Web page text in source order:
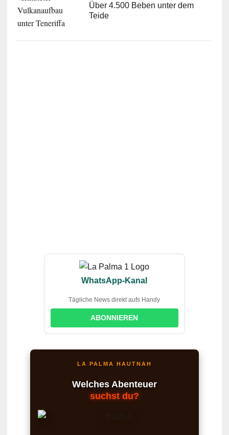
Über 4.500 Beben unter dem
Teide
WhatsApp-Kanal
Tägliche News direkt aufs Handy
ABONNIEREN
LA PALMA HAUTNAH
Welches Abenteuer
suchst du?